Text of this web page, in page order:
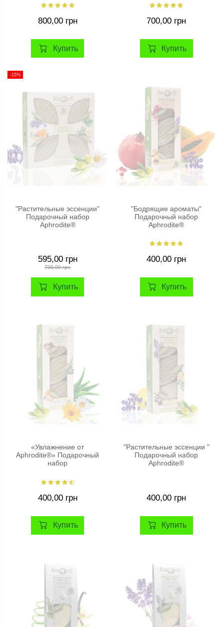
800,00 грн
Купить
700,00 грн
Купить
-15%
"Растительные эссенции"
Подарочный набор
Aphrodite®
595,00 грн
700,00 грн
Купить
"Бодрящие ароматы"
Подарочный набор
Aphrodite®
400,00 грн
Купить
«Увлажнение от
Aphrodite®» Подарочный
набор
400,00 грн
Купить
"Растительные эссенции "
Подарочный набор
Aphrodite®
400,00 грн
Купить